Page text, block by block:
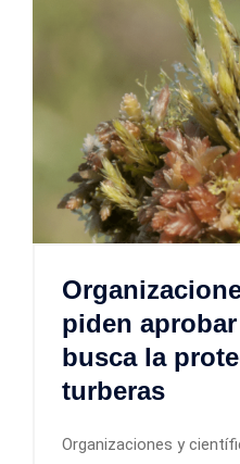
piden
busca la
turberas
Organizaciones y